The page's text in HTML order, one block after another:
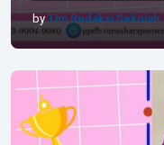
by Tim Redaksi Sekolah